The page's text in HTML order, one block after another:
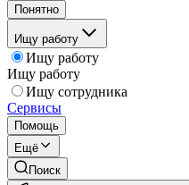
Понятно
Ищу работу
Ищу работу
Ищу работу
Ищу сотрудника
Сервисы
Помощь
Ещё
Поиск